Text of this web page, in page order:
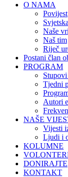
O NAMA
Povijest
Naše
Naš tim
Riječ
Postani član
PROGRAM
Tjedni
Autori
NAŠE
Vijesti
Ljudi i
KOLUMNE
DONIRAJTE
KONTAKT